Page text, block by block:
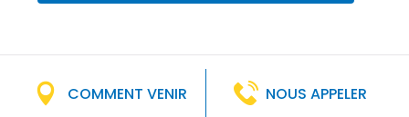
COMMENT VENIR NOUS APPELER